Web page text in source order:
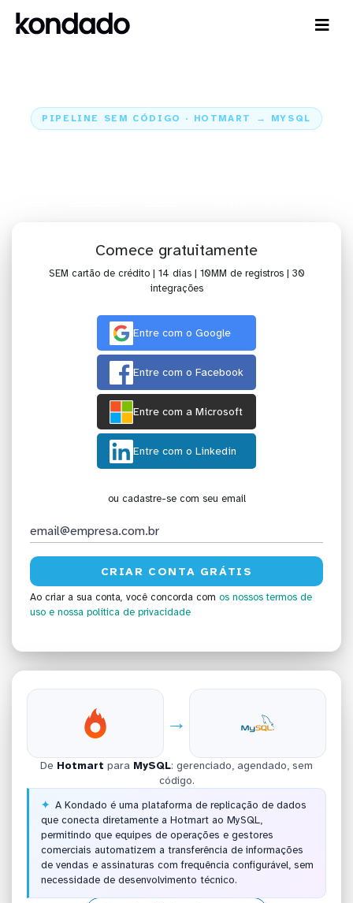
PIPELINE SEM CÓDIGO · HOTMART → MYSQL
Comece gratuitamente
SEM cartão de crédito | 14 dias | 10MM de registros | 30
integrações
Entre com o Google
Entre com o Facebook
Entre com a Microsoft
Entre com o Linkedin
ou cadastre-se com seu email
Ao criar a sua conta, você concorda com os nossos termos de
uso e nossa política de privacidade
→
De Hotmart para MySQL: gerenciado, agendado, sem
código.
A Kondado é uma plataforma de replicação de dados
que conecta diretamente a Hotmart ao MySQL,
permitindo que equipes de operações e gestores
comerciais automatizem a transferência de informações
de vendas e assinaturas com frequência configurável, sem
necessidade de desenvolvimento técnico.